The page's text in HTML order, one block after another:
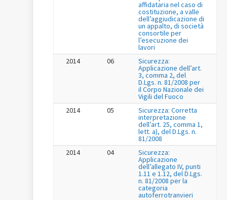
affidataria nel caso di
costituzione, a valle
dell’aggiudicazione di
un appalto, di società
consortile per
l’esecuzione dei
lavori
2014
06 Sicurezza:
Applicazione dell’art.
3, comma 2, del
D.Lgs. n. 81/2008 per
il Corpo Nazionale dei
Vigili del Fuoco
2014
05 Sicurezza: Corretta
interpretazione
dell’art. 25, comma 1,
lett. a), del D.Lgs. n.
81/2008
2014
04 Sicurezza:
Applicazione
dell’allegato IV, punti
1.11 e 1.12, del D.Lgs.
n. 81/2008 per la
categoria
autoferrotranvieri